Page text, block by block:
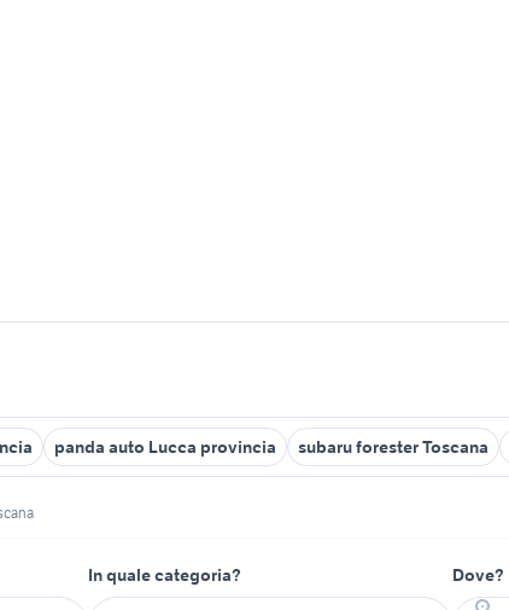
panda auto Lucca provincia subaru forester Toscana
In quale categoria? Dove?